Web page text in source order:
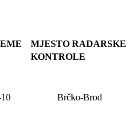
MJESTO RADARSKE
KONTROLE
Brčko-Brod